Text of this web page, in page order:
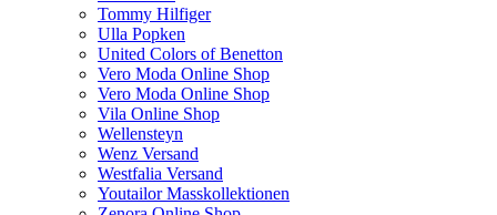
Tommy Hilfiger
Ulla Popken
United Colors of Benetton
Vero Moda Online Shop
Vero Moda Online Shop
Vila Online Shop
Wellensteyn
Wenz Versand
Westfalia Versand
Youtailor Masskollektionen